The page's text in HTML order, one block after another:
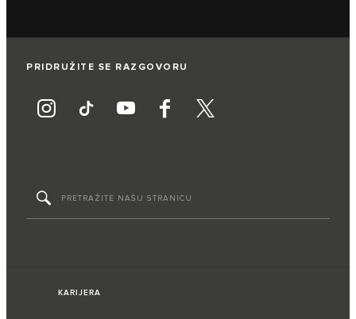
PRIDRUŽITE SE RAZGOVORU
KARIJERA